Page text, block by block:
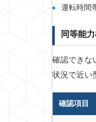
運転時間
同等能
確認できな
状況で近い
確認項目